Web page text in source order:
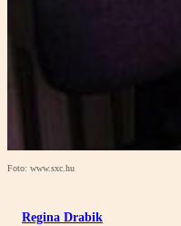
Foto: www.sxc.hu
Regina Drabik